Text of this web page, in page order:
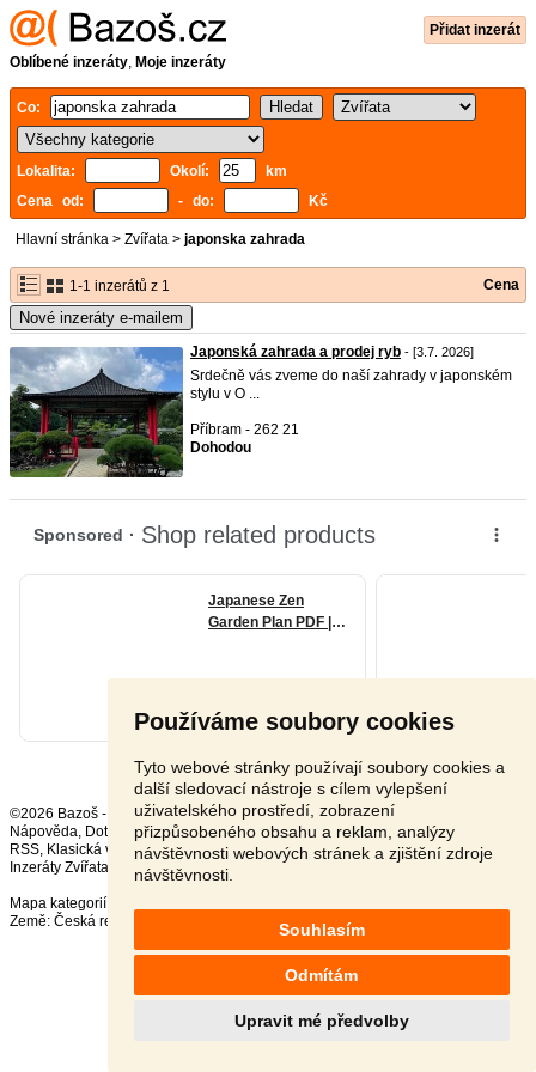
Používáme soubory cookies
Tyto webové stránky používají soubory cookies a
další sledovací nástroje s cílem vylepšení
uživatelského prostředí, zobrazení
přizpůsobeného obsahu a reklam, analýzy
návštěvnosti webových stránek a zjištění zdroje
návštěvnosti.
Souhlasím
Odmítám
Upravit mé předvolby
Přidat inzerát
Oblíbené inzeráty, Moje inzeráty
Co:
Lokalita: Okolí:
km
Cena od:
- do: Kč
Hlavní stránka > Zvířata > japonska zahrada
1-1 inzerátů z 1 Cena
Nové inzeráty e-mailem
Japonská zahrada a prodej ryb - [3.7. 2026]
Srdečně vás zveme do naší zahrady v japonském
stylu v O ...
Příbram - 262 21
Dohodou
©2026 Bazoš -
Inzerce, Bazar
Nápověda, Dotazy ,Hodnocení,Kontakt,Reklama Podmínky,Ochrana údajů
RSS,
Inzeráty Zvířata celkem:41633 , za 24 hodin:
Mapa kategorií
Země: Česká republika Polsko, Rakousko